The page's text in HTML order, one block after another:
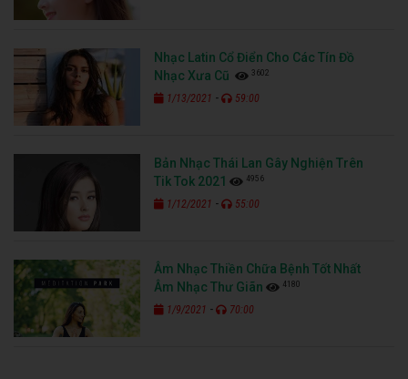
Nhạc Latin Cổ Điển Cho Các Tín Đồ
Nhạc Xưa Cũ
3602
1/13/2021 - 59:00
Bản Nhạc Thái Lan Gây Nghiện Trên
Tik Tok 2021
4956
1/12/2021 - 55:00
Âm Nhạc Thiền Chữa Bệnh Tốt Nhất
Âm Nhạc Thư Giãn
4180
1/9/2021 - 70:00